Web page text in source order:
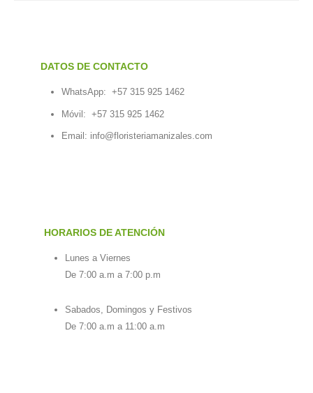
DATOS DE CONTACTO
WhatsApp: +57 315 925 1462
Móvil: +57 315 925 1462
Email: info@floristeriamanizales.com
HORARIOS DE ATENCIÓN
Lunes a Viernes
De 7:00 a.m a 7:00 p.m
Sabados, Domingos y Festivos
De 7:00 a.m a 11:00 a.m